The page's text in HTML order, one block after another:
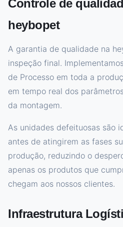
Controle de
heybopet
A garantia de qualidade na
inspeção final.
de Processo em toda a
em tempo real dos
da montagem.
As unidades defeituosas são
antes de atingirem as fases
produção, reduzindo o
apenas os produtos que
chegam aos nossos clientes.
Infraestrutura